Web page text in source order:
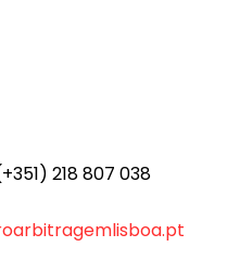
218 807 038